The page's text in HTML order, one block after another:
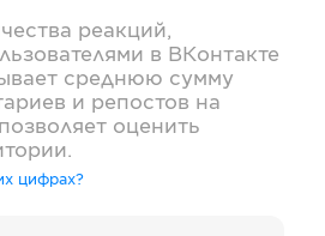
реакций,
в ВКонтакте
среднюю сумму
и репостов на
оценить
цифрах?